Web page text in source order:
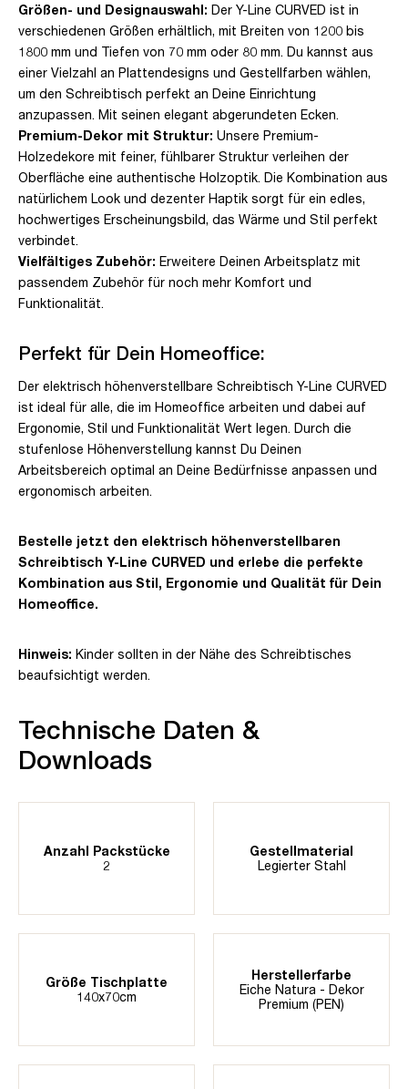
Größen- und Designauswahl: Der Y-Line CURVED ist in
verschiedenen Größen erhältlich, mit Breiten von 1200 bis
1800 mm und Tiefen von 70 mm oder 80 mm. Du kannst aus
einer Vielzahl an Plattendesigns und Gestellfarben wählen,
um den Schreibtisch perfekt an Deine Einrichtung
anzupassen. Mit seinen elegant abgerundeten Ecken.
Premium-Dekor mit Struktur: Unsere Premium-
Holzedekore mit feiner, fühlbarer Struktur verleihen der
Oberfläche eine authentische Holzoptik. Die Kombination aus
natürlichem Look und dezenter Haptik sorgt für ein edles,
hochwertiges Erscheinungsbild, das Wärme und Stil perfekt
verbindet.
Vielfältiges Zubehör: Erweitere Deinen Arbeitsplatz mit
passendem Zubehör für noch mehr Komfort und
Funktionalität.
Perfekt für Dein Homeoffice:
Der elektrisch höhenverstellbare Schreibtisch Y-Line CURVED
ist ideal für alle, die im Homeoffice arbeiten und dabei auf
Ergonomie, Stil und Funktionalität Wert legen. Durch die
stufenlose Höhenverstellung kannst Du Deinen
Arbeitsbereich optimal an Deine Bedürfnisse anpassen und
ergonomisch arbeiten.
Bestelle jetzt den elektrisch höhenverstellbaren
Schreibtisch Y-Line CURVED und erlebe die perfekte
Kombination aus Stil, Ergonomie und Qualität für Dein
Homeoffice.
Hinweis: Kinder sollten in der Nähe des Schreibtisches
beaufsichtigt werden.
Technische Daten &
Downloads
Anzahl Packstücke
2
Gestellmaterial
Legierter Stahl
Größe Tischplatte
140x70cm
Herstellerfarbe
Eiche Natura - Dekor
Premium (PEN)